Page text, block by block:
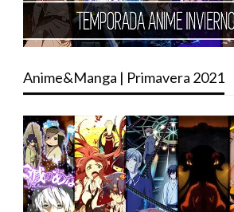
Anime&Manga | Primavera 2021